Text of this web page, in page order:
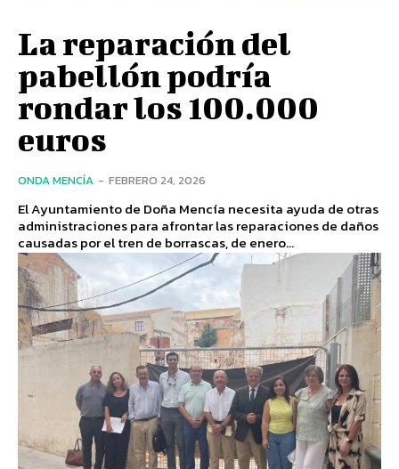
La reparación del
pabellón podría
rondar los 100.000
euros
ONDA MENCÍA - FEBRERO 24, 2026
El Ayuntamiento de Doña Mencía necesita ayuda de otras
administraciones para afrontar las reparaciones de daños
causadas por el tren de borrascas, de enero...